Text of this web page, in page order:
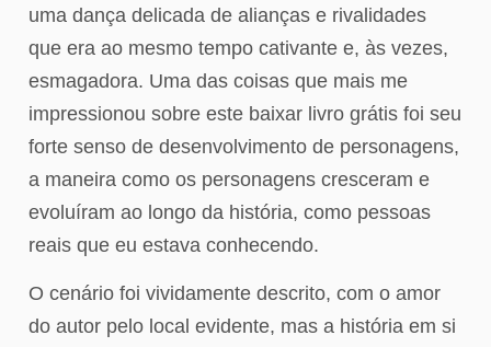
uma dança delicada de alianças e rivalidades
que era ao mesmo tempo cativante e, às vezes,
esmagadora. Uma das coisas que mais me
impressionou sobre este baixar livro grátis foi seu
forte senso de desenvolvimento de personagens,
a maneira como os personagens cresceram e
evoluíram ao longo da história, como pessoas
reais que eu estava conhecendo.
O cenário foi vividamente descrito, com o amor
do autor pelo local evidente, mas a história em si